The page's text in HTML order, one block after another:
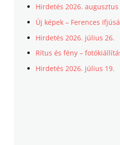
Hirdetés 2026. augusztus
Új képek – Ferences
Hirdetés 2026. július 26.
Rítus és fény –
Hirdetés 2026. július 19.